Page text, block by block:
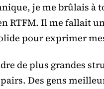
je me brûlais à
RTFM. Il me fallait
pour exprimer
de plus grandes
Des gens